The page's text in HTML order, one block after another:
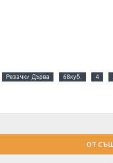
Резачки Дърва 68куб. 4
ОТ